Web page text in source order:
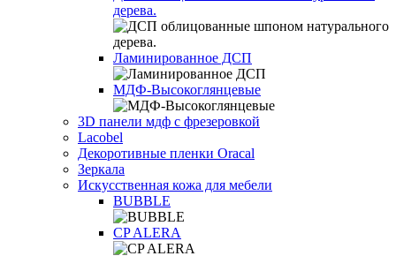
дерева.
Ламинированное ДСП
МДФ-Высокоглянцевые
3D панели мдф с фрезеровкой
Lacobel
Декоротивные пленки Oracal
Зеркала
Искусственная кожа для мебели
BUBBLE
CP ALERA